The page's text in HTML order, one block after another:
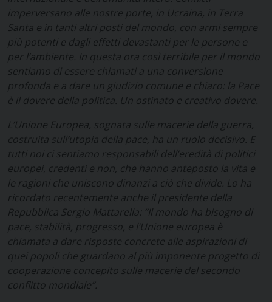
imperversano alle nostre porte, in Ucraina, in Terra
Santa e in tanti altri posti del mondo, con armi sempre
più potenti e dagli effetti devastanti per le persone e
per l’ambiente. In questa ora così terribile per il mondo
sentiamo di essere chiamati a una conversione
profonda e a dare un giudizio comune e chiaro: la Pace
è il dovere della politica. Un ostinato e creativo dovere.
L’Unione Europea, sognata sulle macerie della guerra,
costruita sull’utopia della pace, ha un ruolo decisivo. E
tutti noi ci sentiamo responsabili dell’eredità di politici
europei, credenti e non, che hanno anteposto la vita e
le ragioni che uniscono dinanzi a ciò che divide. Lo ha
ricordato recentemente anche il presidente della
Repubblica Sergio Mattarella: “Il mondo ha bisogno di
pace, stabilità, progresso, e l’Unione europea è
chiamata a dare risposte concrete alle aspirazioni di
quei popoli che guardano al più imponente progetto di
cooperazione concepito sulle macerie del secondo
conflitto mondiale”.